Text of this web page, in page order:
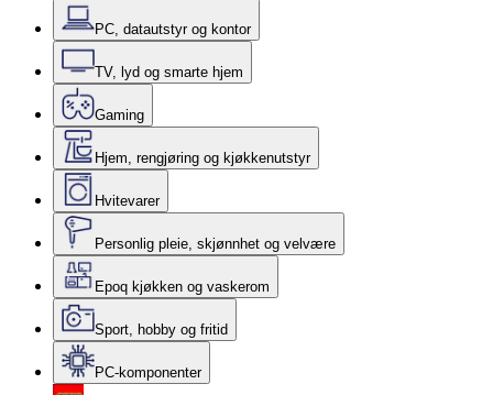
PC, datautstyr og kontor
TV, lyd og smarte hjem
Gaming
Hjem, rengjøring og kjøkkenutstyr
Hvitevarer
Personlig pleie, skjønnhet og velvære
Epoq kjøkken og vaskerom
Sport, hobby og fritid
PC-komponenter